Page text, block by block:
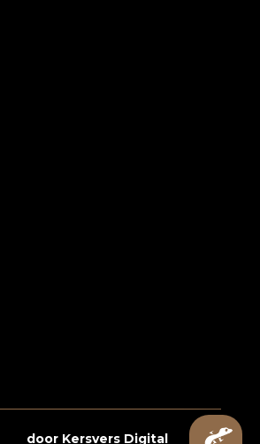
door Kersvers Digital